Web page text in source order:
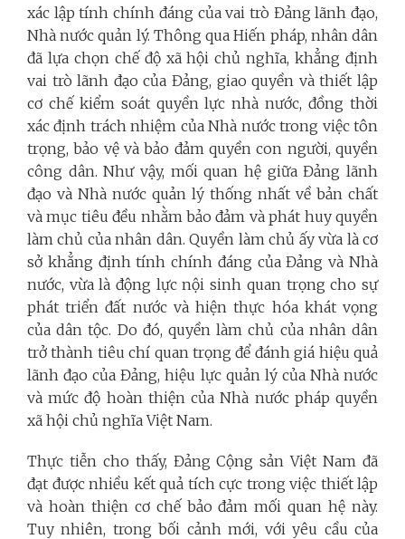
xác lập tính chính đáng của vai trò Đảng lãnh đạo,
Nhà nước quản lý. Thông qua Hiến pháp, nhân dân
đã lựa chọn chế độ xã hội chủ nghĩa, khẳng định
vai trò lãnh đạo của Đảng, giao quyền và thiết lập
cơ chế kiểm soát quyền lực nhà nước, đồng thời
xác định trách nhiệm của Nhà nước trong việc tôn
trọng, bảo vệ và bảo đảm quyền con người, quyền
công dân. Như vậy, mối quan hệ giữa Đảng lãnh
đạo và Nhà nước quản lý thống nhất về bản chất
và mục tiêu đều nhằm bảo đảm và phát huy quyền
làm chủ của nhân dân. Quyền làm chủ ấy vừa là cơ
sở khẳng định tính chính đáng của Đảng và Nhà
nước, vừa là động lực nội sinh quan trọng cho sự
phát triển đất nước và hiện thực hóa khát vọng
của dân tộc. Do đó, quyền làm chủ của nhân dân
trở thành tiêu chí quan trọng để đánh giá hiệu quả
lãnh đạo của Đảng, hiệu lực quản lý của Nhà nước
và mức độ hoàn thiện của Nhà nước pháp quyền
xã hội chủ nghĩa Việt Nam.
Thực tiễn cho thấy, Đảng Cộng sản Việt Nam đã
đạt được nhiều kết quả tích cực trong việc thiết lập
và hoàn thiện cơ chế bảo đảm mối quan hệ này.
Tuy nhiên, trong bối cảnh mới, với yêu cầu của